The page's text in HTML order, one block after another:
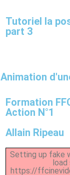
Tutoriel la
part 3
Animation
Formation
Action N°1
Allain Ripeau
Setting up fake
load
https://